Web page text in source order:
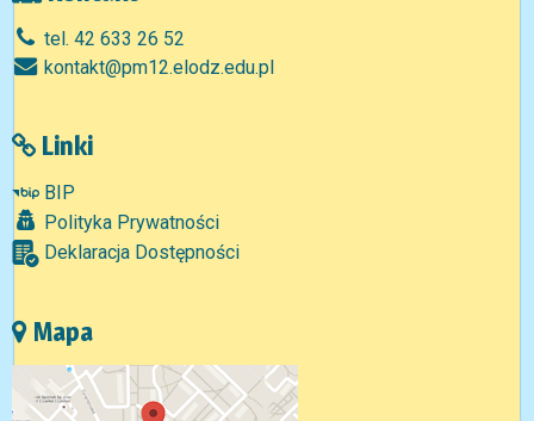
tel. 42 633 26 52
kontakt@pm12.elodz.edu.pl
Linki
BIP
Polityka Prywatności
Deklaracja Dostępności
Mapa